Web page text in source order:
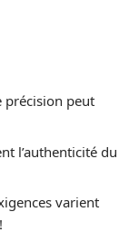
précision peut
l’authenticité du
varient